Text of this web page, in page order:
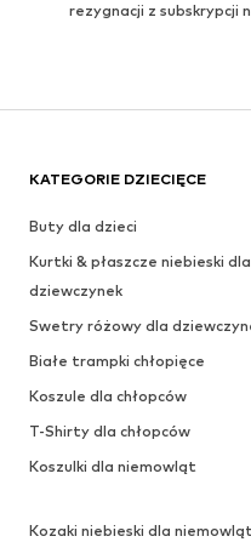
rezygnacji z subskrypcji
KATEGORIE DZIECIĘCE
Buty dla dzieci
Kurtki & płaszcze niebieski dla
dziewczynek
Swetry różowy dla
Białe trampki chłopięce
Koszule dla chłopców
T-Shirty dla chłopców
Koszulki dla niemowląt
Kozaki niebieski dla